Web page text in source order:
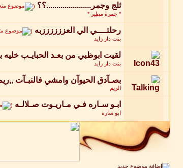
ثلج وجمر......................؟؟ (
* جمرة مطير *
رحلتــــي الي العززززززبه (
بنت دار زايد
لقيت ابوظبي من بعـد الحبايـب خليه
بنت دار زايد
بصـآدق الحيوآن وامشي فالنبـآت ,,ريم العين,,
الريم
ابـو سـاره فـي مـاريـوت صـلالـه (
ابو ساره